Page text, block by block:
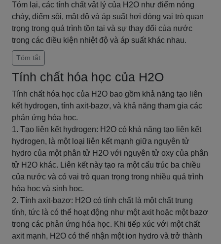
Tóm lại, các tính chất vật lý của H2O như điểm nóng
chảy, điểm sôi, mật độ và áp suất hơi đóng vai trò quan
trọng trong quá trình tồn tại và sự thay đổi của nước
trong các điều kiện nhiệt độ và áp suất khác nhau.
Tóm tắt
Tính chất hóa học của H2O
Tính chất hóa học của H2O bao gồm khả năng tạo liên
kết hydrogen, tính axit-bazơ, và khả năng tham gia các
phản ứng hóa học.
1. Tạo liên kết hydrogen: H2O có khả năng tạo liên kết
hydrogen, là một loại liên kết mạnh giữa nguyên tử
hydro của một phân tử H2O với nguyên tử oxy của phân
tử H2O khác. Liên kết này tạo ra một cấu trúc ba chiều
của nước và có vai trò quan trọng trong nhiều quá trình
hóa học và sinh học.
2. Tính axit-bazơ: H2O có tính chất là một chất trung
tính, tức là có thể hoạt động như một axit hoặc một bazơ
trong các phản ứng hóa học. Khi tiếp xúc với một chất
axit mạnh, H2O có thể nhận một ion hydro và trở thành